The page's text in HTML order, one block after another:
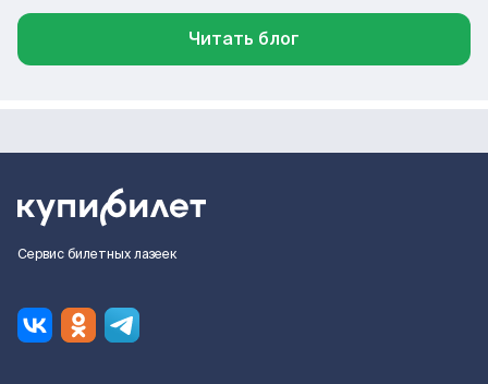
Читать блог
Сервис билетных лазеек